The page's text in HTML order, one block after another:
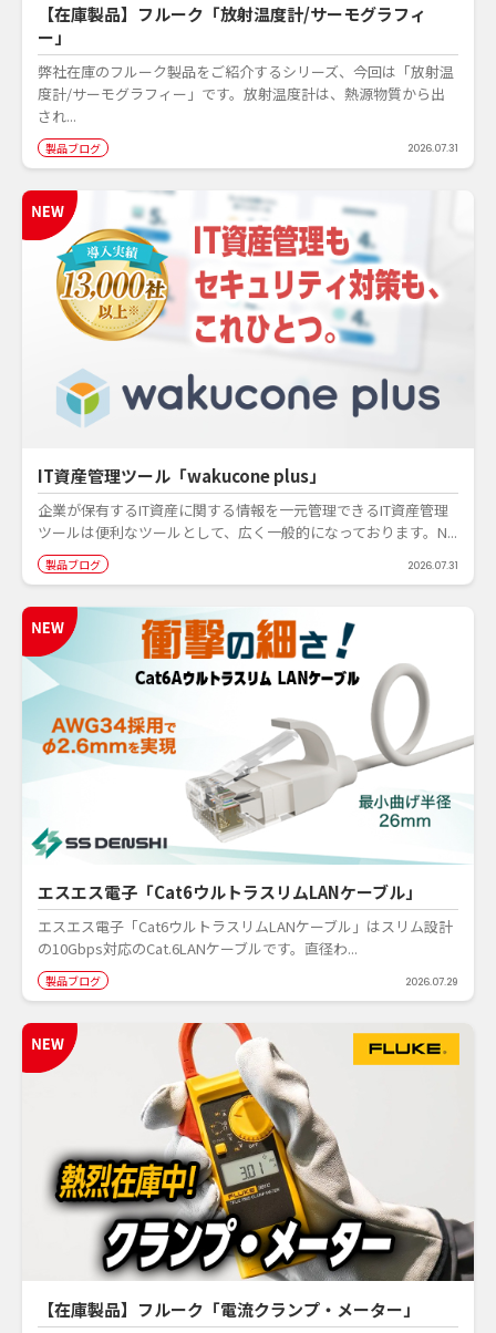
【在庫製品】フルーク「放射温度計/サーモグラフィ
ー」
弊社在庫のフルーク製品をご紹介するシリーズ、今回は「放射温
度計/サーモグラフィー」です。放射温度計は、熱源物質から出
され...
製品ブログ 2026.07.31
IT資産管理ツール「wakucone plus」
企業が保有するIT資産に関する情報を一元管理できるIT資産管理
ツールは便利なツールとして、広く一般的になっております。N...
製品ブログ 2026.07.31
エスエス電子「Cat6ウルトラスリムLANケーブル」
エスエス電子「Cat6ウルトラスリムLANケーブル」はスリム設計
の10Gbps対応のCat.6LANケーブルです。直径わ...
製品ブログ 2026.07.29
【在庫製品】フルーク「電流クランプ・メーター」